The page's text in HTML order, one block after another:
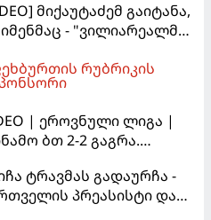
მიქაუტაძემ გაიტანა,
- "ვილიარეალმა"
მოუგო
რუბრიკის
| ეროვნული ლიგა |
ბთ 2-2 გაგრა.
ტრავმას გადაურჩა -
პრეასისტი და